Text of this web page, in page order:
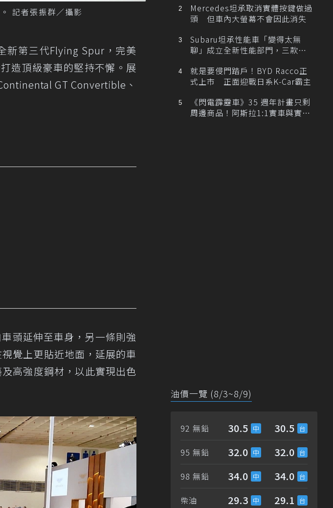
記者張振群／攝影
新第三代Flying Spur，完美
造頂級豪車的堅持不懈。展
GT Convertible、
頭延伸至車身，另一條則強
覺上更貼近地面，延展的車
高強度鋼材，以此實現出色
Mercedes坦承取消實體按鍵做過
頭 但車內大螢幕不會因此消失
Subaru坦承性能車「變得太無
聊」成立全新性能部門，三款手
就是要侵門踏戶！BYD Racco正
式上市 正面迎戰日系K-Car霸主
《閃電霹靂車》35 週年計畫只剩
周邊商品！阿斯拉1:1實車與實體
油價一覽 (8/3~8/9)
92 無鉛 30.5 30.5
95 無鉛 32.0 32.0
98 無鉛 34.0 34.0
柴油 29.3 29.1